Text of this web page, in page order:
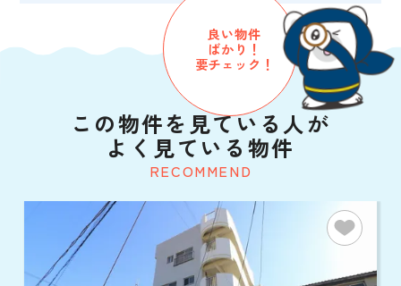
RECOMMEND
この物件を見ている人が
よく見ている物件
良い物件
ばかり！
要チェック！